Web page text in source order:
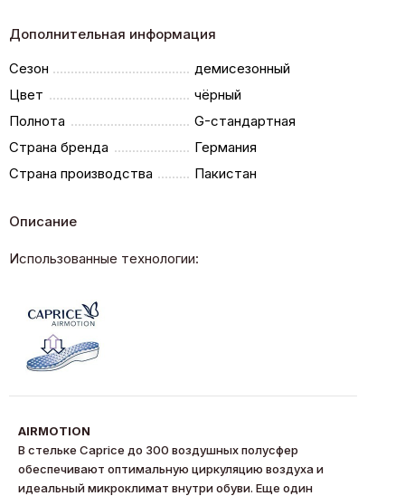
Дополнительная информация
Сезон
демисезонный
Цвет
чёрный
Полнота
G-стандартная
Страна бренда
Германия
Страна производства
Пакистан
Описание
Использованные технологии:
AIRMOTION
В стельке Caprice до 300 воздушных полусфер
обеспечивают оптимальную циркуляцию воздуха и
идеальный микроклимат внутри обуви. Еще один